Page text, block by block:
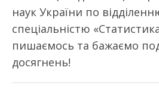
наук України по
спеціальністю
пишаємось та бажаємо
досягнень!